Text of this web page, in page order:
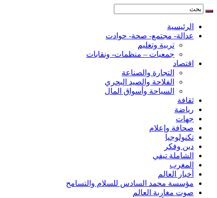
الرئيسية
عدالة- مجتمع- صحة- حوادت
تربية وتعليم
جمعيات – منظمات- ونقابات
اقتصاد
التجارة والصناعة
الفلاحة والصيد البحري
السياحة وأسواق المال
ثقافة
رياضة
جهات
صحافة وإعلام
تكنولوجيا
دين وفكر
الشاملة تيفي
المغرب
أخبار العالم
مؤسسة محمد السادس للسلام والتسامح
صوت مغاربة العالم